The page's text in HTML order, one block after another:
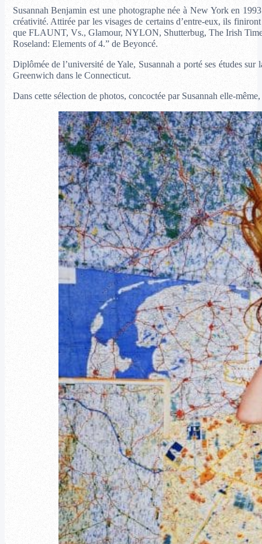
Susannah Benjamin est une photographe née à New York en
créativité. Attirée par les visages de certains d’entre-eux, ils
que FLAUNT, Vs., Glamour, NYLON, Shutterbug, The Irish
Roseland: Elements of 4.” de Beyoncé.
Diplômée de l’université de Yale, Susannah a porté ses études
Greenwich dans le Connecticut.
Dans cette sélection de photos, concoctée par Susannah elle-